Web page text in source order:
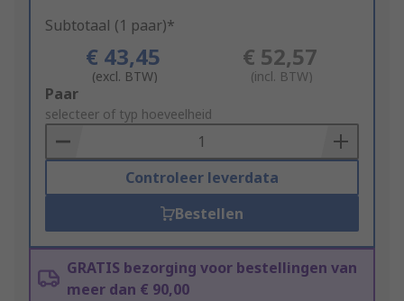
Subtotaal (1 paar)*
€ 43,45
(excl. BTW)
€ 52,57
(incl. BTW)
Add
to
Basket
Paar
selecteer of typ hoeveelheid
Controleer leverdata
Bestellen
GRATIS bezorging voor bestellingen van
meer dan € 90,00